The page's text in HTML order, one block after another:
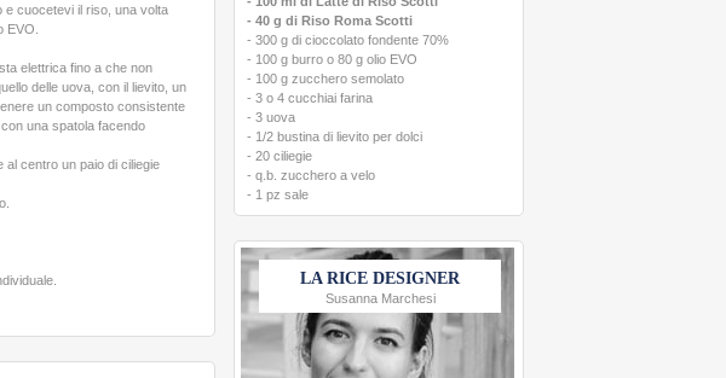
e cuocetevi il riso, una volta
EVO.
elettrica fino a che non
delle uova, con il lievito, un
un composto consistente
una spatola facendo
al centro un paio di ciliegie
- 40 g di Riso Roma Scotti
- 300 g di cioccolato fondente 70%
- 100 g burro o 80 g olio EVO
- 100 g zucchero semolato
- 3 o 4 cucchiai farina
- 3 uova
- 1/2 bustina di lievito per dolci
- 20 ciliegie
- q.b. zucchero a velo
- 1 pz sale
LA RICE DESIGNER
Susanna Marchesi